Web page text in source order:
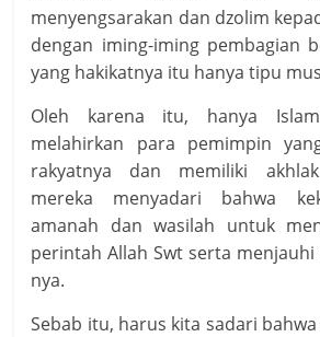
menyengsarakan dan dzolim
dengan iming-iming pembagian
yang hakikatnya itu hanya tipu
Oleh karena itu, hanya
melahirkan para pemimpin
rakyatnya dan memiliki
mereka menyadari bahwa
amanah dan wasilah untuk
perintah Allah Swt serta
nya.
Sebab itu, harus kita sadari